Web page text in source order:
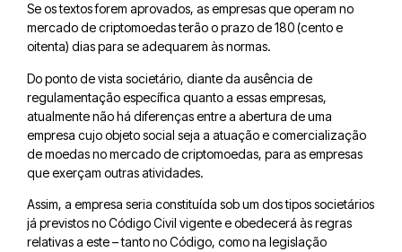
Se os textos forem aprovados, as empresas que operam no
mercado de criptomoedas terão o prazo de 180 (cento e
oitenta) dias para se adequarem às normas.
Do ponto de vista societário, diante da ausência de
regulamentação específica quanto a essas empresas,
atualmente não há diferenças entre a abertura de uma
empresa cujo objeto social seja a atuação e comercialização
de moedas no mercado de criptomoedas, para as empresas
que exerçam outras atividades.
Assim, a empresa seria constituída sob um dos tipos societários
já previstos no Código Civil vigente e obedecerá às regras
relativas a este – tanto no Código, como na legislação